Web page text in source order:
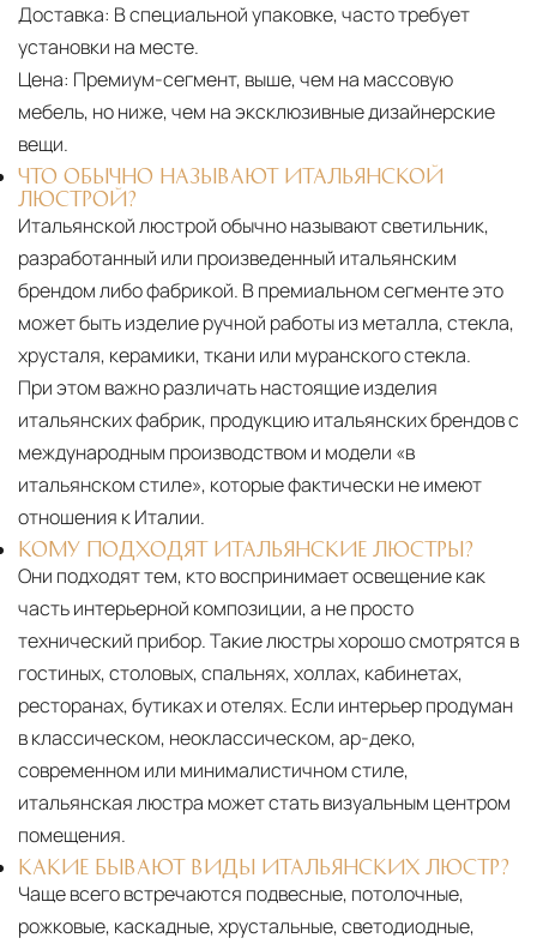
Доставка: В специальной упаковке, часто требует
установки на месте.
Цена: Премиум-сегмент, выше, чем на массовую
мебель, но ниже, чем на эксклюзивные дизайнерские
вещи.
ЧТО ОБЫЧНО НАЗЫВАЮТ ИТАЛЬЯНСКОЙ
ЛЮСТРОЙ?
Итальянской люстрой обычно называют светильник,
разработанный или произведенный итальянским
брендом либо фабрикой. В премиальном сегменте это
может быть изделие ручной работы из металла, стекла,
хрусталя, керамики, ткани или муранского стекла.
При этом важно различать настоящие изделия
итальянских фабрик, продукцию итальянских брендов с
международным производством и модели «в
итальянском стиле», которые фактически не имеют
отношения к Италии.
КОМУ ПОДХОДЯТ ИТАЛЬЯНСКИЕ ЛЮСТРЫ?
Они подходят тем, кто воспринимает освещение как
часть интерьерной композиции, а не просто
технический прибор. Такие люстры хорошо смотрятся в
гостиных, столовых, спальнях, холлах, кабинетах,
ресторанах, бутиках и отелях. Если интерьер продуман
в классическом, неоклассическом, ар-деко,
современном или минималистичном стиле,
итальянская люстра может стать визуальным центром
помещения.
КАКИЕ БЫВАЮТ ВИДЫ ИТАЛЬЯНСКИХ ЛЮСТР?
Чаще всего встречаются подвесные, потолочные,
рожковые, каскадные, хрустальные, светодиодные,